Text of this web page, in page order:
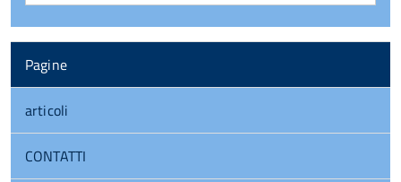
Pagine
articoli
CONTATTI